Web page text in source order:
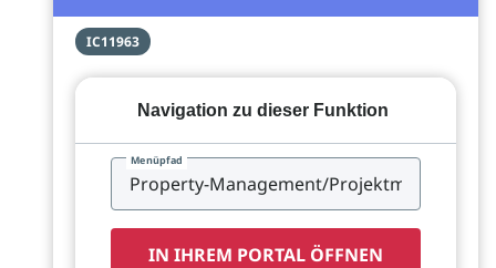
IC11963
Navigation zu dieser Funktion
Menüpfad
IN IHREM PORTAL ÖFFNEN